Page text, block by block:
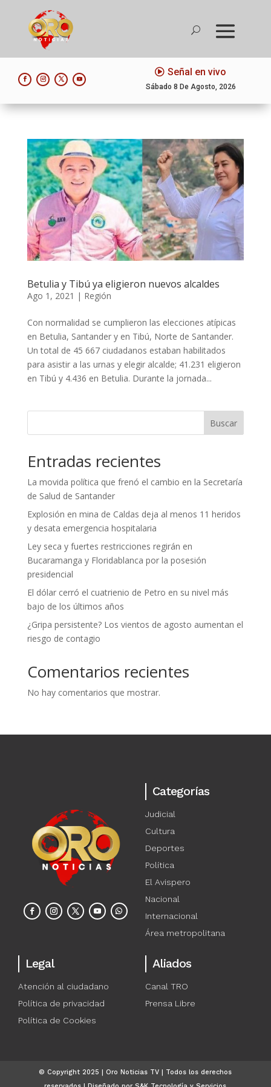
Señal en vivo
Sábado 8 De Agosto, 2026
Betulia y Tibú ya eligieron nuevos alcaldes
Ago 1, 2021 | Región
Con normalidad se cumplieron las elecciones atípicas
en Betulia, Santander y en Tibú, Norte de Santander.
Un total de 45 667 ciudadanos estaban habilitados
para asistir a las urnas y elegir alcalde; 41.231 eligieron
en Tibú y 4.436 en Betulia. Durante la jornada...
Buscar
Entradas recientes
La movida política que frenó el cambio en la Secretaría
de Salud de Santander
Explosión en mina de Caldas deja al menos 11 heridos
y desata emergencia hospitalaria
Ley seca y fuertes restricciones regirán en
Bucaramanga y Floridablanca por la posesión
presidencial
El dólar cerró el cuatrienio de Petro en su nivel más
bajo de los últimos años
¿Gripa persistente? Los vientos de agosto aumentan el
riesgo de contagio
Comentarios recientes
No hay comentarios que mostrar.
Categorías
Judicial
Cultura
Deportes
Política
El Avispero
Nacional
Internacional
Área metropolitana
Legal
Atención al ciudadano
Política de privacidad
Política de Cookies
Aliados
Canal TRO
Prensa Libre
© Copyright 2025 | Oro Noticias TV | Todos los derechos